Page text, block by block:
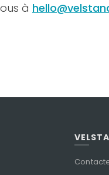
à